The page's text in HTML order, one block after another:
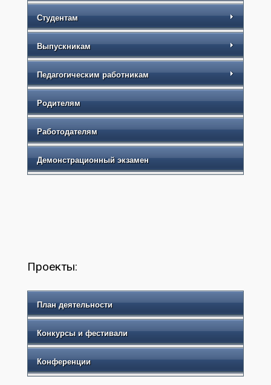
Студентам
Выпускникам
Педагогическим работникам
Родителям
Работодателям
Демонстрационный экзамен
Проекты:
План деятельности
Конкурсы и фестивали
Конференции